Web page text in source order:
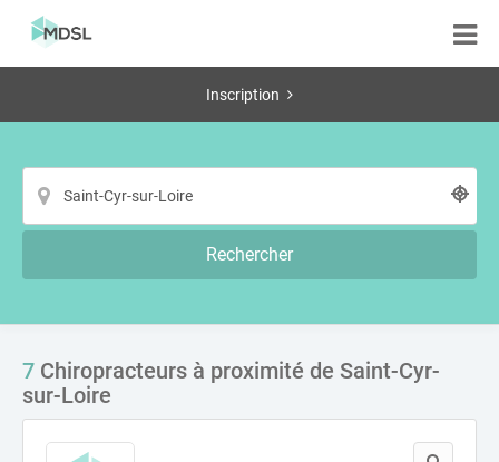
Inscription
Rechercher
7 Chiropracteurs à proximité de Saint-Cyr-
sur-Loire